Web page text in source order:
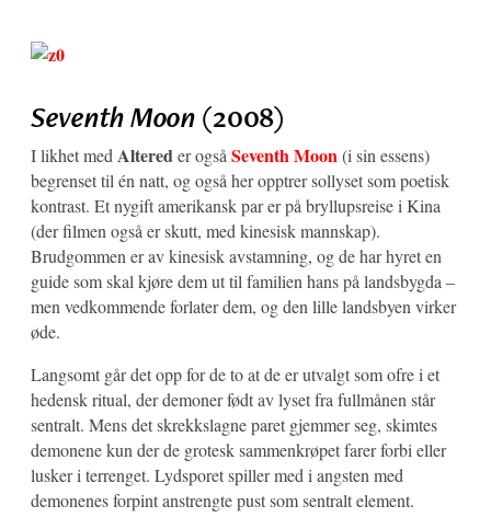
Seventh Moon (2008)
I likhet med Altered er også Seventh Moon (i sin essens)
begrenset til én natt, og også her opptrer sollyset som poetisk
kontrast. Et nygift amerikansk par er på bryllupsreise i Kina
(der filmen også er skutt, med kinesisk mannskap).
Brudgommen er av kinesisk avstamning, og de har hyret en
guide som skal kjøre dem ut til familien hans på landsbygda –
men vedkommende forlater dem, og den lille landsbyen virker
øde.
Langsomt går det opp for de to at de er utvalgt som ofre i et
hedensk ritual, der demoner født av lyset fra fullmånen står
sentralt. Mens det skrekkslagne paret gjemmer seg, skimtes
demonene kun der de grotesk sammenkrøpet farer forbi eller
lusker i terrenget. Lydsporet spiller med i angsten med
demonenes forpint anstrengte pust som sentralt element.